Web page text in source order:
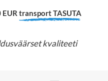
transport TASUTA
kvaliteeti